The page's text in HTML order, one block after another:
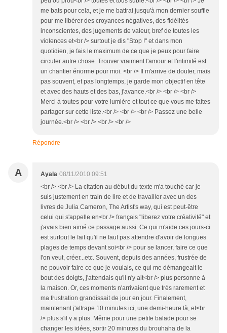
me bats pour cela, et je me battrai jusqu'à mon dernier souffle
pour me libérer des croyances négatives, des fidélités
inconscientes, des jugements de valeur, bref de toutes les
violences et<br /> surtout je dis "Stop !" et dans mon
quotidien, je fais le maximum de ce que je peux pour faire
circuler autre chose. Trouver vraiment l'amour et l'intimité est
un chantier énorme pour moi. <br /> Il m'arrive de douter, mais
pas souvent, et pas longtemps, je garde mon objectif en tête
et avec des hauts et des bas, j'avance.<br /> <br /> <br />
Merci à toutes pour votre lumière et tout ce que vous me faites
partager sur cette liste.<br /> <br /> <br /> Passez une belle
journée.<br /> <br /> <br /> <br />
Répondre
A Ayala 08/11/2010 09:51
<br /> <br /> La citation au début du texte m'a touché car je
suis justement en train de lire et de travailler avec un des
livres de Julia Cameron, The Artist's way, qui est peut-être
celui qui s'appelle en<br /> français "liberez votre créativité" et
j'avais bien aimé ce passage aussi. Ce qui m'aide ces jours-ci
est surtout le fait qu'il ne faut pas attendre d'avoir de longues
plages de temps devant soi<br /> pour se lancer, faire ce que
l'on veut, créer...etc. Souvent, depuis des années, frustrée de
ne pouvoir faire ce que je voulais, ce qui me démangeait le
bout des doigts, j'attendais qu'il n'y ait<br /> plus personne à
la maison. Or, ces moments n'arrivaient que très rarement et
ma frustration grandissait de jour en jour. Finalement,
maintenant j'attrape 10 minutes ici, une demi-heure là, et<br
/> plus s'il y a plus. Même pour une petite balade pour se
changer les idées, sortir 20 minutes du brouhaha de la